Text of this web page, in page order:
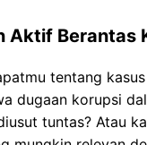
Aktif Berantas
tentang
dugaan korupsi
tuntas? Atau